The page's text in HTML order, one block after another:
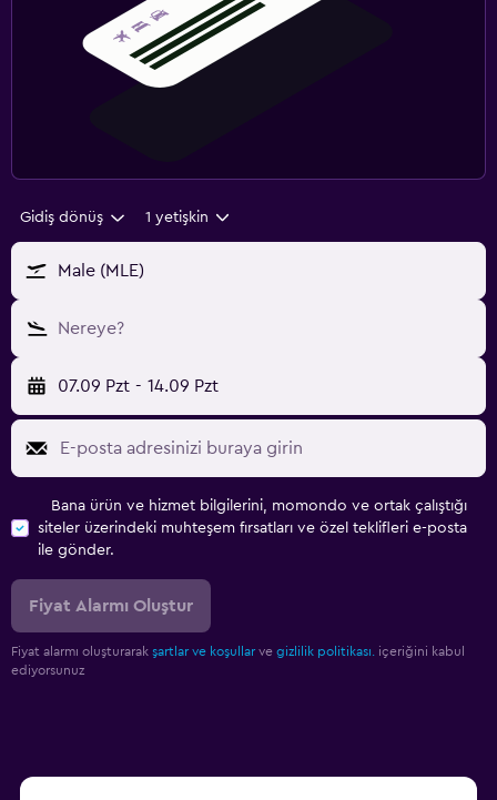
Gidiş dönüş 1 yetişkin
Male (MLE)
Nereye?
07.09 Pzt - 14.09 Pzt
Bana ürün ve hizmet bilgilerini, momondo ve ortak çalıştığı
siteler üzerindeki muhteşem fırsatları ve özel teklifleri e-posta
ile gönder.
Fiyat Alarmı Oluştur
Fiyat alarmı oluşturarak şartlar ve koşullar ve gizlilik politikası.
içeriğini kabul
ediyorsunuz